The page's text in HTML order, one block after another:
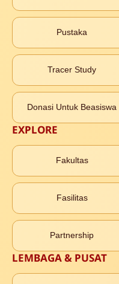
Pustaka
Tracer Study
Donasi Untuk Beasiswa
EXPLORE
Fakultas
Fasilitas
Partnership
LEMBAGA & PUSAT